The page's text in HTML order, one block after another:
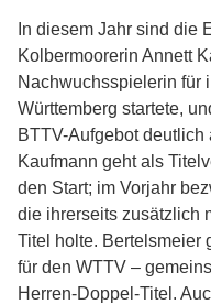
In diesem Jahr sind die
Kolbermoorerin Annett
Nachwuchsspielerin für
Württemberg startete,
BTTV-Aufgebot
Kaufmann geht als
den Start; im Vorjahr
die ihrerseits zusätzlich
Titel holte. Bertelsmeier
für den WTTV –
Herren-Doppel-Titel.